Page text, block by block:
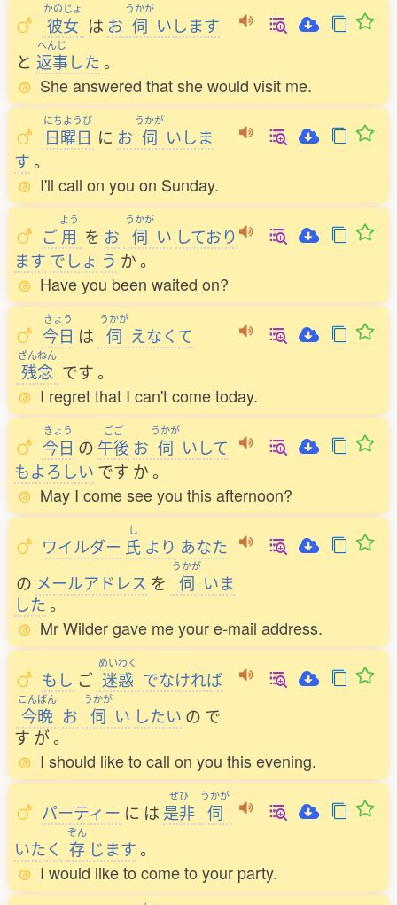
かのじょ
彼女 は お
うかが
伺 いします
と
へんじ
返事した。
She answered that she would visit me.
にちようび
日曜日 に お
うかが
伺 いしま
す。
I'll call on you on Sunday.
ご
よう
用 を お
うかが
伺 い しており
ます でしょ う か。
Have you been waited on?
きょう
今日 は
うかが
伺 えなくて
ざんねん
残念 です。
I regret that I can't come today.
きょう
今日 の
ごご
午後 お
うかが
伺 いして
もよろしい です か。
May I come see you this afternoon?
ワイルダー
し
氏 より あなた
の メールアドレス を
うかが
伺 いま
した。
Mr Wilder gave me your e-mail address.
もし ご
めいわく
迷惑 でなければ
こんばん
今晩 お
うかが
伺 い したい の で
す が。
I should like to call on you this evening.
パーティー に は
ぜひ
是非
うかが
伺
いたく
ぞん
存 じます。
I would like to come to your party.